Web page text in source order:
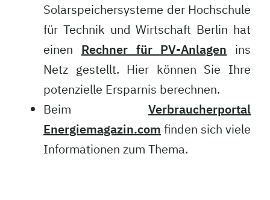
Solarspeichersysteme der Hochschule
für Technik und Wirtschaft Berlin hat
einen Rechner für PV-Anlagen ins
Netz gestellt. Hier können Sie Ihre
potenzielle Ersparnis berechnen.
Beim Verbraucherportal
Energiemagazin.com finden sich viele
Informationen zum Thema.